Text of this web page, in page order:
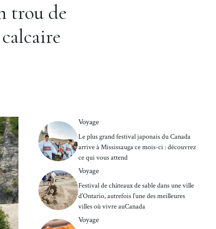
trou de
Voyage
Le plus grand festival japonais du Canada
arrive à Mississauga ce mois-ci : découvrez
ce qui vous attend
Voyage
Festival de châteaux de sable dans une ville
d’Ontario, autrefois l’une des meilleures
villes où vivre auCanada
Voyage